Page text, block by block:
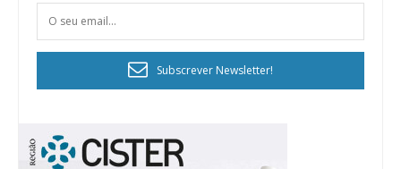
Subscrever Newsletter!